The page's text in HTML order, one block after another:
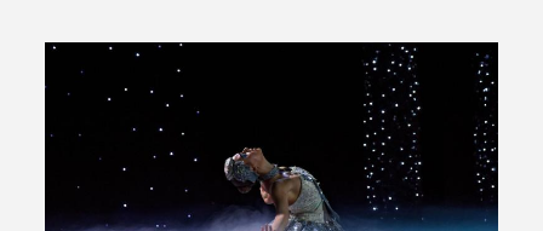
connexion
Avantages fidélité